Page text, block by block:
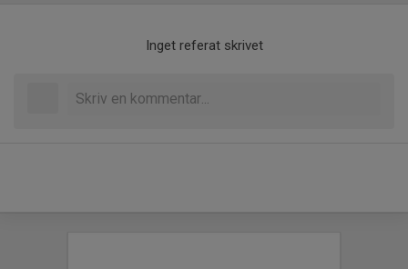
Inget referat skrivet